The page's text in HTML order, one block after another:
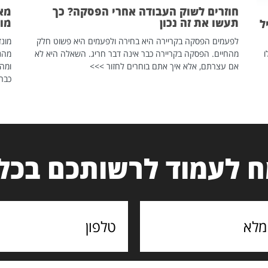
חוזרים לשוק העבודה אחרי הפסקה? כך
תעשו את זה נכון
לפעמים הפסקה בקריירה היא בחירה ולפעמים היא פשוט חלק
מהחיים. הפסקה בקריירה כבר אינה דבר חריג. השאלה היא לא
אם עצרתם, אלא איך אתם בוחרים לחזור >>>
לעמוד לרשותכם